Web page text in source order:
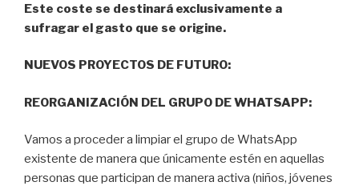
Este coste se destinará exclusivamente a
sufragar el gasto que se origine.
NUEVOS PROYECTOS DE FUTURO:
REORGANIZACIÓN DEL GRUPO DE WHATSAPP:
Vamos a proceder a limpiar el grupo de WhatsApp
existente de manera que únicamente estén en aquellas
personas que participan de manera activa (niños, jóvenes